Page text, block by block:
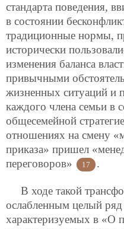
стандарта поведения,
в состоянии
традиционные нормы,
исторически
изменения баланса
привычными
жизненных ситуаций и
каждого члена семьи в
общесемейной
отношениях на смену
приказа» пришел
переговоров»
17 .
В ходе такой
ослабленным целый
характеризуемых в «О